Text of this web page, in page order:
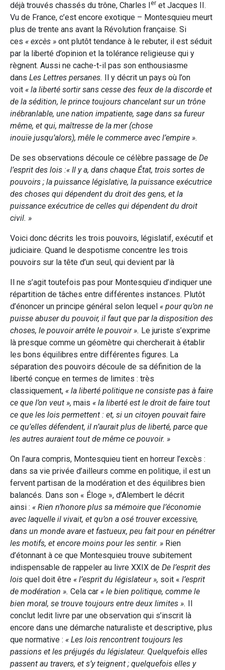
déjà trouvés chassés du trône, Charles Ier et Jacques II.
Vu de France, c’est encore exotique – Montesquieu meurt
plus de trente ans avant la Révolution française. Si
ces « excès » ont plutôt tendance à le rebuter, il est séduit
par la liberté d’opinion et la tolérance religieuse qui y
règnent. Aussi ne cache-t-il pas son enthousiasme
dans Les Lettres persanes. Il y décrit un pays où l’on
voit « la liberté sortir sans cesse des feux de la discorde et
de la sédition, le prince toujours chancelant sur un trône
inébranlable, une nation impatiente, sage dans sa fureur
même, et qui, maîtresse de la mer (chose
inouïe jusqu’alors), mêle le commerce avec l’empire ».
De ses observations découle ce célèbre passage de De
l’esprit des lois :« Il y a, dans chaque État, trois sortes de
pouvoirs ; la puissance législative, la puissance exécutrice
des choses qui dépendent du droit des gens, et la
puissance exécutrice de celles qui dépendent du droit
civil. »
Voici donc décrits les trois pouvoirs, législatif, exécutif et
judiciaire. Quand le despotisme concentre les trois
pouvoirs sur la tête d’un seul, qui devient par là
Il ne s’agit toutefois pas pour Montesquieu d’indiquer une
répartition de tâches entre différentes instances. Plutôt
d’énoncer un principe général selon lequel « pour qu’on ne
puisse abuser du pouvoir, il faut que par la disposition des
choses, le pouvoir arrête le pouvoir ». Le juriste s’exprime
là presque comme un géomètre qui chercherait à établir
les bons équilibres entre différentes figures. La
séparation des pouvoirs découle de sa définition de la
liberté conçue en termes de limites : très
classiquement, « la liberté politique ne consiste pas à faire
ce que l’on veut », mais « la liberté est le droit de faire tout
ce que les lois permettent : et, si un citoyen pouvait faire
ce qu’elles défendent, il n’aurait plus de liberté, parce que
les autres auraient tout de même ce pouvoir. »
On l’aura compris, Montesquieu tient en horreur l’excès :
dans sa vie privée d’ailleurs comme en politique, il est un
fervent partisan de la modération et des équilibres bien
balancés. Dans son « Éloge », d’Alembert le décrit
ainsi : « Rien n’honore plus sa mémoire que l’économie
avec laquelle il vivait, et qu’on a osé trouver excessive,
dans un monde avare et fastueux, peu fait pour en pénétrer
les motifs, et encore moins pour les sentir. » Rien
d’étonnant à ce que Montesquieu trouve subitement
indispensable de rappeler au livre XXIX de De l’esprit des
lois quel doit être « l’esprit du législateur », soit « l’esprit
de modération ». Cela car « le bien politique, comme le
bien moral, se trouve toujours entre deux limites ». Il
conclut ledit livre par une observation qui s’inscrit là
encore dans une démarche naturaliste et descriptive, plus
que normative : « Les lois rencontrent toujours les
passions et les préjugés du législateur. Quelquefois elles
passent au travers, et s’y teignent ; quelquefois elles y